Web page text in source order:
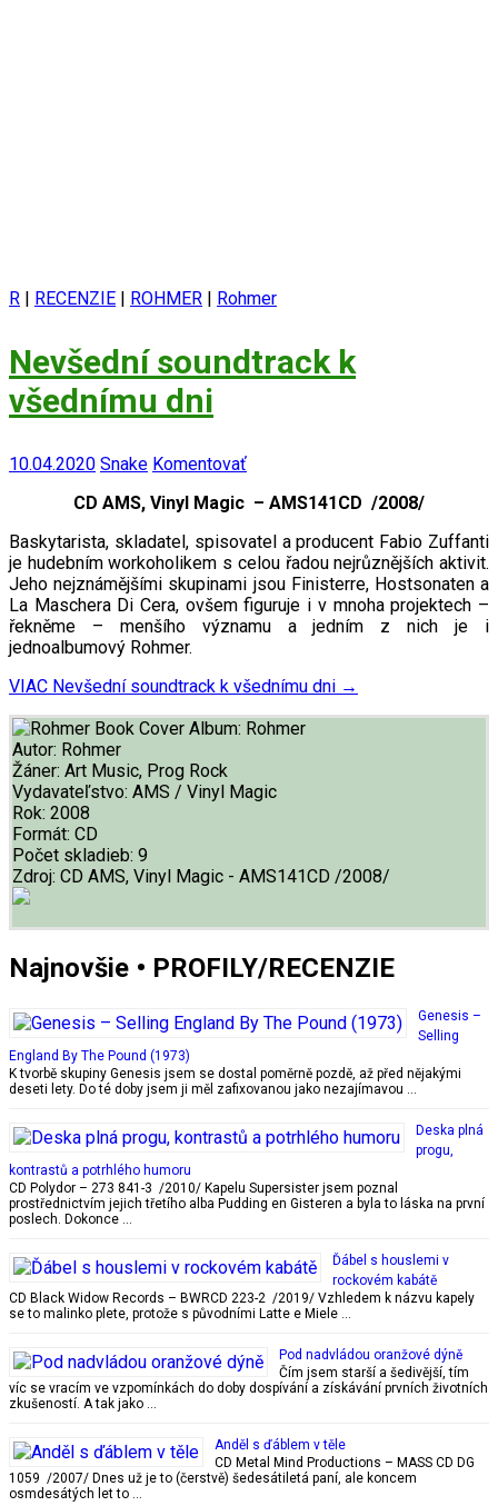
R | RECENZIE | ROHMER | Rohmer
Nevšední soundtrack k
všednímu dni
10.04.2020 Snake Komentovať
CD AMS, Vinyl Magic – AMS141CD /2008/
Baskytarista, skladatel, spisovatel a producent Fabio Zuffanti
je hudebním workoholikem s celou řadou nejrůznějších aktivit.
Jeho nejznámějšími skupinami jsou Finisterre, Hostsonaten a
La Maschera Di Cera, ovšem figuruje i v mnoha projektech –
řekněme – menšího významu a jedním z nich je i
jednoalbumový Rohmer.
VIAC Nevšední soundtrack k všednímu dni →
Album: Rohmer
Autor: Rohmer
Žáner: Art Music, Prog Rock
Vydavateľstvo: AMS / Vinyl Magic
Rok: 2008
Formát: CD
Počet skladieb: 9
Zdroj: CD AMS, Vinyl Magic - AMS141CD /2008/
Najnovšie • PROFILY/RECENZIE
Genesis –
Selling
England By The Pound (1973)
K tvorbě skupiny Genesis jsem se dostal poměrně pozdě, až před nějakými
deseti lety. Do té doby jsem ji měl zafixovanou jako nezajímavou …
Deska plná
progu,
kontrastů a potrhlého humoru
CD Polydor – 273 841-3 /2010/ Kapelu Supersister jsem poznal
prostřednictvím jejich třetího alba Pudding en Gisteren a byla to láska na první
poslech. Dokonce …
Ďábel s houslemi v
rockovém kabátě
CD Black Widow Records – BWRCD 223-2 /2019/ Vzhledem k názvu kapely
se to malinko plete, protože s původními Latte e Miele …
Pod nadvládou oranžové dýně
Čím jsem starší a šedivější, tím
víc se vracím ve vzpomínkách do doby dospívání a získávání prvních životních
zkušeností. A tak jako …
Anděl s ďáblem v těle
CD Metal Mind Productions – MASS CD DG
1059 /2007/ Dnes už je to (čerstvě) šedesátiletá paní, ale koncem
osmdesátých let to …